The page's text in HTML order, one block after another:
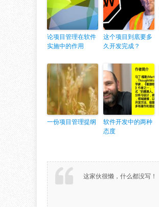
论项目管理在软件
实施中的作用
这个项目到底要多
久开发完成？
一份项目管理提纲
软件开发中的两种
态度
这家伙很懒，什么都没写！